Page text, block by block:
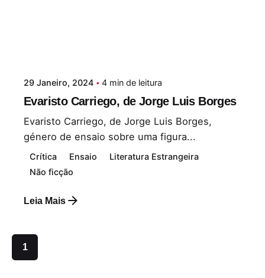
29 Janeiro, 2024 4 min de leitura
Evaristo Carriego, de Jorge Luis Borges
Evaristo Carriego, de Jorge Luis Borges,
género de ensaio sobre uma figura...
Crítica Ensaio
Literatura Estrangeira
Não ficção
Leia Mais
1